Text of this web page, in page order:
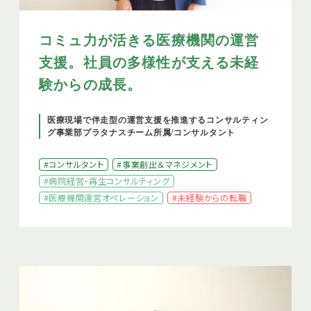
コミュ力が活きる医療機関の運営
支援。社員の多様性が支える未経
験からの成長。
医療現場で伴走型の運営支援を推進するコンサルティン
グ事業部プラタナスチーム所属/コンサルタント
#コンサルタント
#事業創出＆マネジメント
#病院経営・再生コンサルティング
#医療機関運営オペレーション
#未経験からの転職